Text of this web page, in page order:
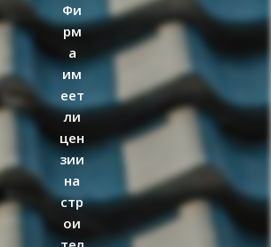
Фи
рм
а
им
еет
ли
цен
зии
на
стр
ои